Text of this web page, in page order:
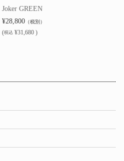
Joker GREEN
¥28,800（税別）
(税込 ¥31,680 )